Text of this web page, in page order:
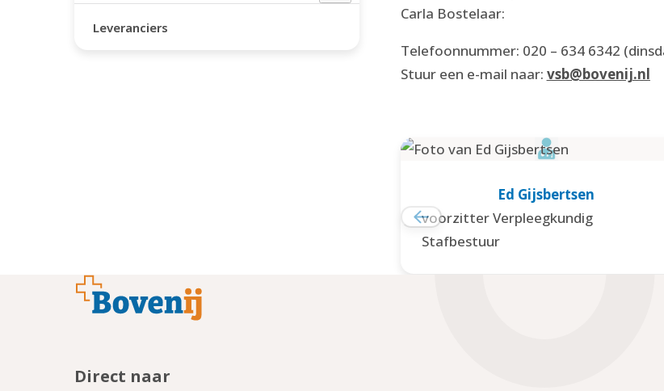
Leveranciers
Carla Bostelaar:
Telefoonnummer: 020 – 634 6342
Stuur een e-mail naar: vsb@bovenij.nl
Ed Gijsbertsen
voorzitter Verpleegkundig
Stafbestuur
Direct naar